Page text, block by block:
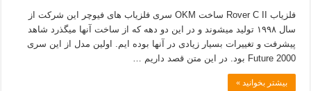
فلزیاب Rover C II ساخت OKM سری فلزیاب های فیوچر این شرکت از
سال ۱۹۹۸ تولید میشوند و در این دو دهه که از ساخت آنها میگذرد شاهد
پیشرفت و تغییرات بسیار زیادی در آنها بوده ایم. اولین مدل از این سری
Future 2000 بود. در این متن قصد داریم …
بیشتر بخوانید »